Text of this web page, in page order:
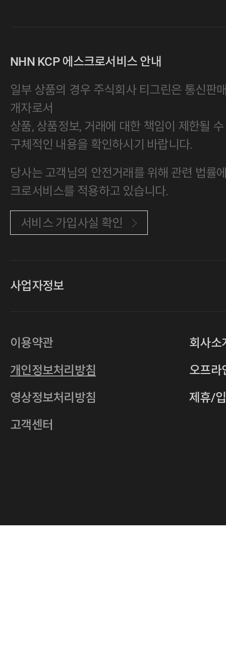
NHN KCP 에스크로서비스 안내
일부 상품의 경우 주식회사 티그린은 통신판
개자로서
상품, 상품정보, 거래에 대한 책임이 제한될
구체적인 내용을 확인하시기 바랍니다.
당사는 고객님의 안전거래를 위해 관련 법률
크로서비스를 적용하고 있습니다.
서비스 가입사실 확인
사업자정보
사업자등록번호
통신판매업 2011-서울중구-0149
주소 서울특별시 중구 다산로14길 12 (신당
호스팅사업자
이용약관
개인정보처리방침
영상정보처리방침
고객센터
회사소
오프라
제휴/